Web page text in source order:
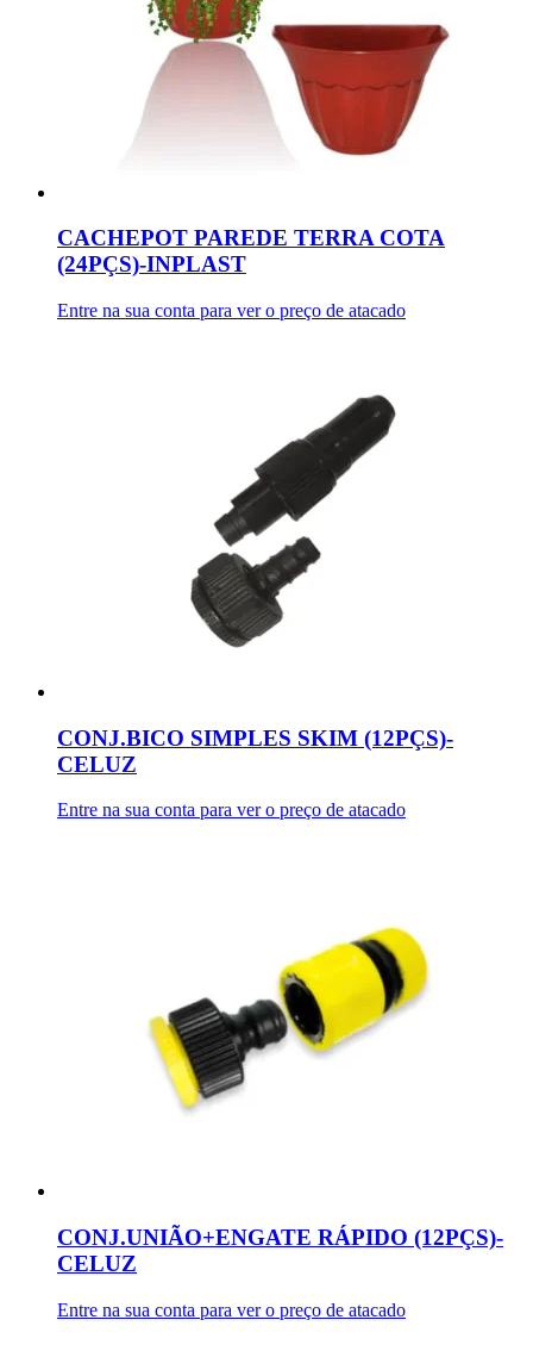
CACHEPOT PAREDE TERRA COTA
(24PÇS)-INPLAST
Entre na sua conta para ver o preço de atacado
CONJ.BICO SIMPLES SKIM (12PÇS)-
CELUZ
Entre na sua conta para ver o preço de atacado
CONJ.UNIÃO+ENGATE RÁPIDO (12PÇS)-
CELUZ
Entre na sua conta para ver o preço de atacado